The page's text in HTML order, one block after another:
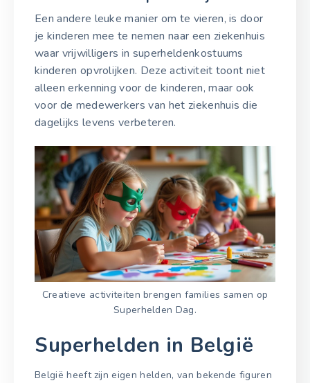
Een andere leuke manier om te vieren, is door
je kinderen mee te nemen naar een ziekenhuis
waar vrijwilligers in superheldenkostuums
kinderen opvrolijken. Deze activiteit toont niet
alleen erkenning voor de kinderen, maar ook
voor de medewerkers van het ziekenhuis die
dagelijks levens verbeteren.
Creatieve activiteiten brengen families samen op
Superhelden Dag.
Superhelden in België
België heeft zijn eigen helden, van bekende figuren